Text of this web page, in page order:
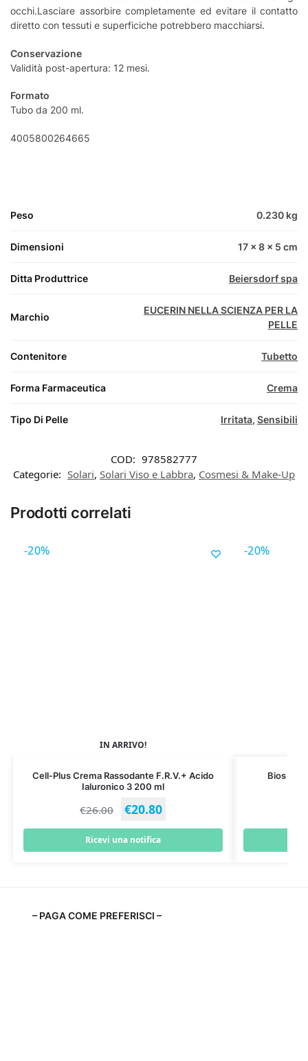
occhi.Lasciare assorbire completamente ed evitare il contatto
diretto con tessuti e superficiche potrebbero macchiarsi.
Conservazione
Validità post-apertura: 12 mesi.
Formato
Tubo da 200 ml.
4005800264665
Peso 0.230 kg
Dimensioni 17 × 8 × 5 cm
Ditta Produttrice Beiersdorf spa
Marchio
EUCERIN NELLA SCIENZA PER LA
PELLE
Contenitore Tubetto
Forma Farmaceutica Crema
Tipo Di Pelle Irritata, Sensibili
COD: 978582777
Categorie: Solari, Solari Viso e Labbra, Cosmesi & Make-Up
Prodotti correlati
-20%
IN ARRIVO!
Cell-Plus Crema Rassodante F.R.V.+ Acido
Ialuronico 3 200 ml
€26.00 €20.80
Ricevi una notifica
-20%
Bios
– PAGA COME PREFERISCI –